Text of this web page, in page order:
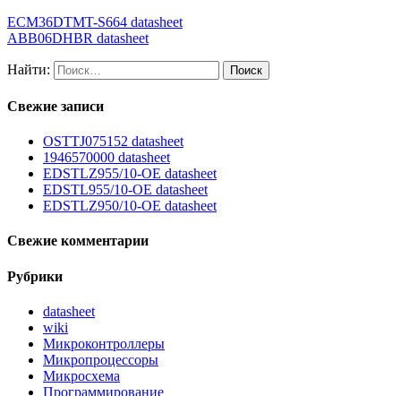
ECM36DTMT-S664 datasheet
ABB06DHBR datasheet
Найти:
Свежие записи
OSTTJ075152 datasheet
1946570000 datasheet
EDSTLZ955/10-OE datasheet
EDSTL955/10-OE datasheet
EDSTLZ950/10-OE datasheet
Свежие комментарии
Рубрики
datasheet
wiki
Микроконтроллеры
Микропроцессоры
Микросхема
Программирование